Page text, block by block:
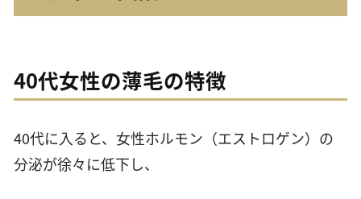
40代女性の薄毛の特徴
40代に入ると、女性ホルモン（エストロゲン）の
分泌が徐々に低下し、